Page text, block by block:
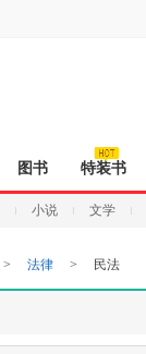
图书 特装书
小说 文学
> 法律 > 民法